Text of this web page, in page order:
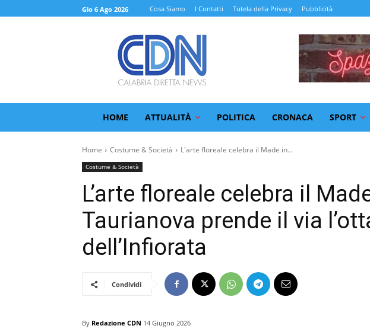
Gio 6 Ago 2026 Cosa Siamo I Contatti Tutela della Privacy Pubblicità
HOME ATTUALITÀ POLITICA CRONACA SPORT
Home Costume & Società L'arte floreale celebra il Made in...
Costume & Società
L’arte floreale celebra il
Taurianova prende il via
dell’Infiorata
Condividi
By Redazione CDN 14 Giugno 2026